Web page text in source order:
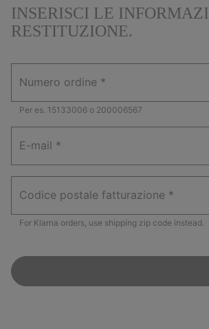
INSERISCI LE
RESTITUZIONE.
Numero ordine
Per es. 15133006 o 200006567
E-mail
Codice postale fatturazione
For Klarna orders, use shipping zip code instead.